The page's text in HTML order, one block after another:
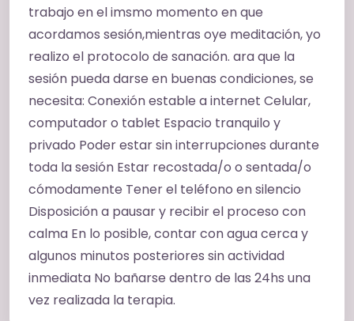
trabajo en el imsmo momento en que
acordamos sesión,mientras oye meditación, yo
realizo el protocolo de sanación. ara que la
sesión pueda darse en buenas condiciones, se
necesita: Conexión estable a internet Celular,
computador o tablet Espacio tranquilo y
privado Poder estar sin interrupciones durante
toda la sesión Estar recostada/o o sentada/o
cómodamente Tener el teléfono en silencio
Disposición a pausar y recibir el proceso con
calma En lo posible, contar con agua cerca y
algunos minutos posteriores sin actividad
inmediata No bañarse dentro de las 24hs una
vez realizada la terapia.